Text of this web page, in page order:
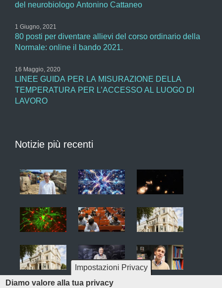
del neurobiologo Antonino Cattaneo
1 Giugno, 2021
80 posti per diventare allievi del corso ordinario della
Normale: online il bando 2021.
16 Maggio, 2020
LINEE GUIDA PER LA MISURAZIONE DELLA
TEMPERATURA PER L’ACCESSO AL LUOGO DI
LAVORO
Notizie più recenti
Impostazioni Privacy
Diamo valore alla tua privacy